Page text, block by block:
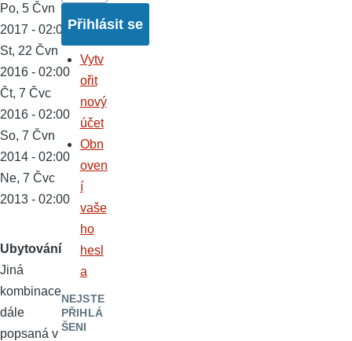
Po, 5 Čvn
2017 - 02:00
St, 22 Čvn
2016 - 02:00
Čt, 7 Čvc
2016 - 02:00
So, 7 Čvn
2014 - 02:00
Ne, 7 Čvc
2013 - 02:00
Ubytování
Jiná
kombinace
dále
popsaná v
Vytv
ořit
nový
účet
Obn
oven
í
vaše
ho
hesl
a
NEJSTE
PŘIHLÁ
ŠENI